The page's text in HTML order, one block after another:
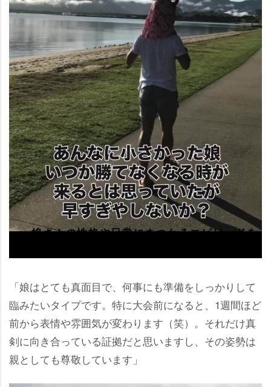
――娘さんの性格や日常にまつわるエピソードを
「娘はとても真面目で、何事にも準備をしっかりして
臨みたいタイプです。特に大会前になると、1週間ほど
前から表情や雰囲気が変わります（笑）。それだけ真
剣に向き合っている証拠だと思いますし、その姿勢は
親としても尊敬しています」